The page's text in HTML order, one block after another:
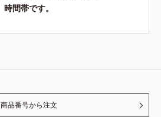
時間帯です。
商品番号から注文